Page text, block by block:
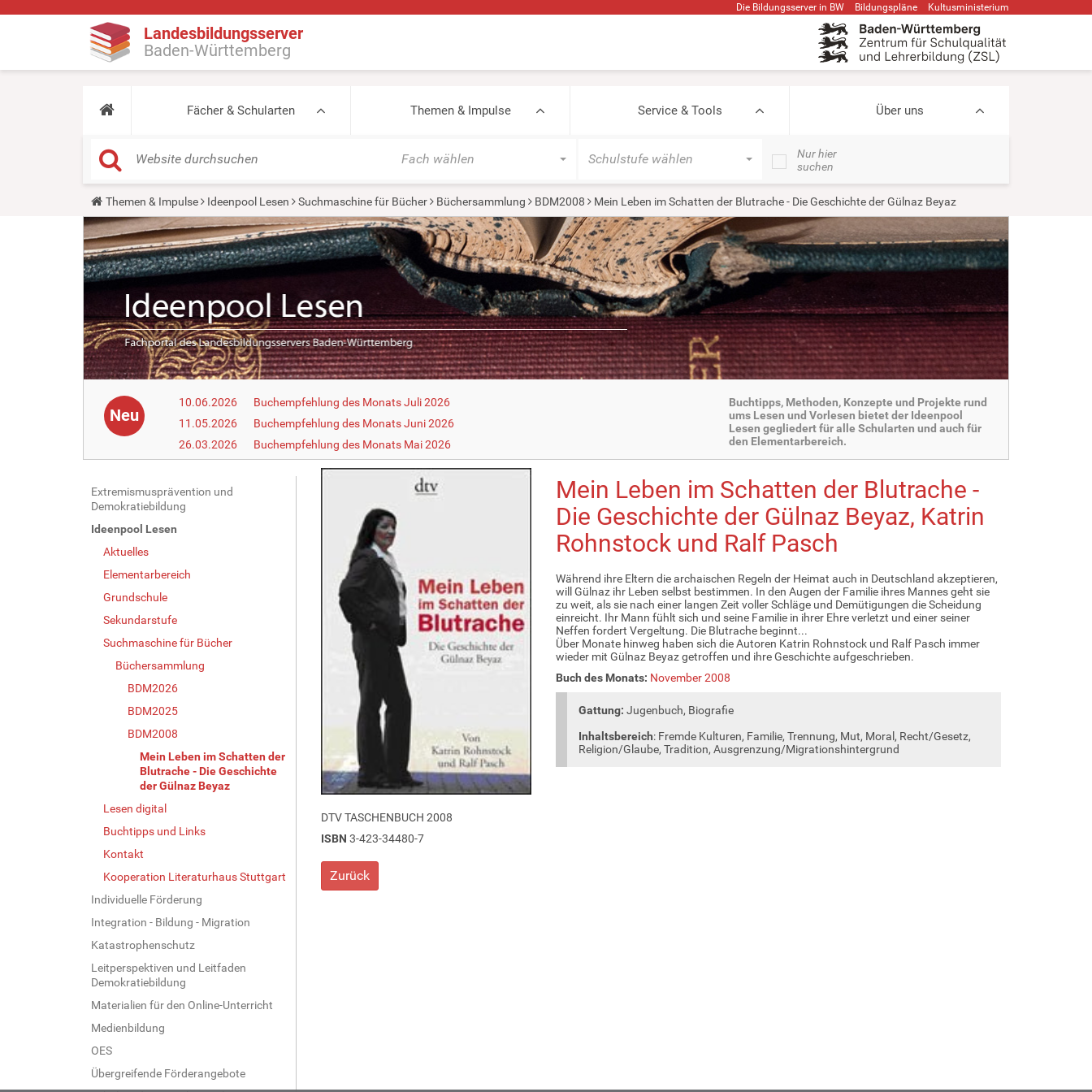
Die Bildungsserver in BW Bildungspläne Kultusministerium
Landesbildungsserver
Baden-Württemberg
Fächer & Schularten Themen & Impulse Service & Tools Über uns
Fach wählen Schulstufe wählen
Nur hier
suchen
Y
o
u
a
r
e
h
e
:
Themen & Impulse Ideenpool Lesen Suchmaschine für Bücher Büchersammlung BDM2008 Mein Leben im Schatten der Blutrache - Die Geschichte der Gülnaz Beyaz
Neu
10.06.2026
Buchempfehlung des Monats Juli 2026
11.05.2026
Buchempfehlung des Monats Juni 2026
26.03.2026
Buchempfehlung des Monats Mai 2026
Buchtipps, Methoden, Konzepte und Projekte rund
ums Lesen und Vorlesen bietet der Ideenpool
Lesen gegliedert für alle Schularten und auch für
den Elementarbereich.
N
a
v
Extremismusprävention und
Demokratiebildung
Ideenpool Lesen
Aktuelles
Elementarbereich
Grundschule
Sekundarstufe
Suchmaschine für Bücher
Büchersammlung
BDM2026
BDM2025
BDM2008
Mein Leben im Schatten der
Blutrache - Die Geschichte
der Gülnaz Beyaz
Lesen digital
Buchtipps und Links
Kontakt
Kooperation Literaturhaus Stuttgart
Individuelle Förderung
Integration - Bildung - Migration
Katastrophenschutz
Leitperspektiven und Leitfaden
Demokratiebildung
Materialien für den Online-Unterricht
Medienbildung
OES
Übergreifende Förderangebote
DTV TASCHENBUCH 2008
ISBN 3-423-34480-7
Mein Leben im Schatten der Blutrache -
Die Geschichte der Gülnaz Beyaz, Katrin
Rohnstock und Ralf Pasch
Während ihre Eltern die archaischen Regeln der Heimat auch in Deutschland akzeptieren,
will Gülnaz ihr Leben selbst bestimmen. In den Augen der Familie ihres Mannes geht sie
zu weit, als sie nach einer langen Zeit voller Schläge und Demütigungen die Scheidung
einreicht. Ihr Mann fühlt sich und seine Familie in ihrer Ehre verletzt und einer seiner
Neffen fordert Vergeltung. Die Blutrache beginnt...
Über Monate hinweg haben sich die Autoren Katrin Rohnstock und Ralf Pasch immer
wieder mit Gülnaz Beyaz getroffen und ihre Geschichte aufgeschrieben.
Buch des Monats: November 2008
Gattung: Jugenbuch, Biografie
Inhaltsbereich: Fremde Kulturen, Familie, Trennung, Mut, Moral, Recht/Gesetz,
Religion/Glaube, Tradition, Ausgrenzung/Migrationshintergrund
Zurück